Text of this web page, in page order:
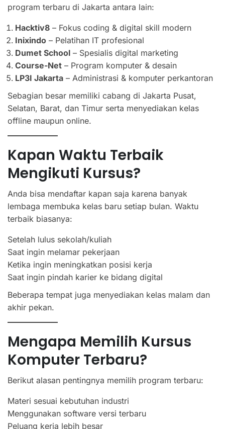
program terbaru di Jakarta antara lain:
Hacktiv8 – Fokus coding & digital skill modern
Inixindo – Pelatihan IT profesional
Dumet School – Spesialis digital marketing
Course-Net – Program komputer & desain
LP3I Jakarta – Administrasi & komputer perkantoran
Sebagian besar memiliki cabang di Jakarta Pusat,
Selatan, Barat, dan Timur serta menyediakan kelas
offline maupun online.
Kapan Waktu Terbaik
Mengikuti Kursus?
Anda bisa mendaftar kapan saja karena banyak
lembaga membuka kelas baru setiap bulan. Waktu
terbaik biasanya:
Setelah lulus sekolah/kuliah
Saat ingin melamar pekerjaan
Ketika ingin meningkatkan posisi kerja
Saat ingin pindah karier ke bidang digital
Beberapa tempat juga menyediakan kelas malam dan
akhir pekan.
Mengapa Memilih Kursus
Komputer Terbaru?
Berikut alasan pentingnya memilih program terbaru:
Materi sesuai kebutuhan industri
Menggunakan software versi terbaru
Peluang kerja lebih besar